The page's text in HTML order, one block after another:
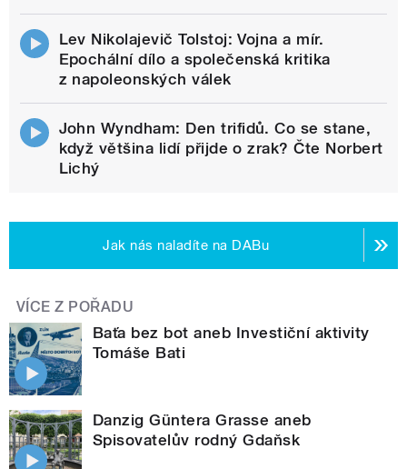
Lev Nikolajevič Tolstoj: Vojna a mír.
Epochální dílo a společenská kritika
z napoleonských válek
John Wyndham: Den trifidů. Co se stane,
když většina lidí přijde o zrak? Čte Norbert
Lichý
Jak nás naladíte na DABu
VÍCE Z POŘADU
Baťa bez bot aneb Investiční aktivity
Tomáše Bati
Danzig Güntera Grasse aneb
Spisovatelův rodný Gdaňsk